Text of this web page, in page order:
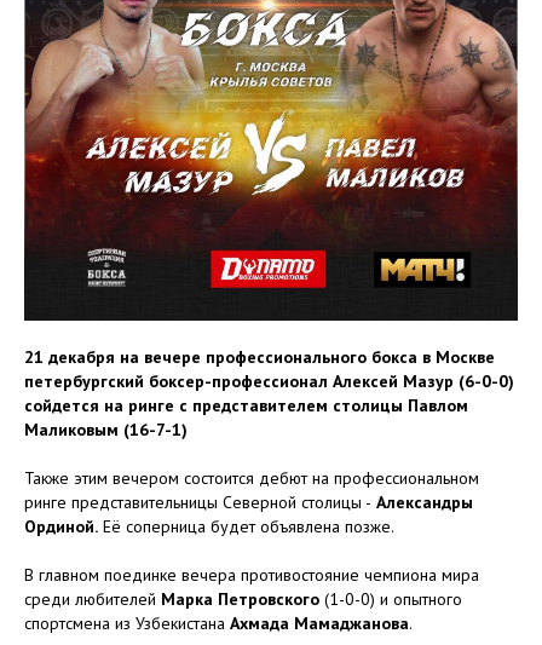
21 декабря на вечере профессионального бокса в Москве
петербургский боксер-профессионал Алексей Мазур (6-0-0)
сойдется на ринге с представителем столицы Павлом
Маликовым (16-7-1)
Также этим вечером состоится дебют на профессиональном
ринге представительницы Северной столицы - Александры
Ординой. Её соперница будет объявлена позже.
В главном поединке вечера противостояние чемпиона мира
среди любителей Марка Петровского (1-0-0) и опытного
спортсмена из Узбекистана Ахмада Мамаджанова.